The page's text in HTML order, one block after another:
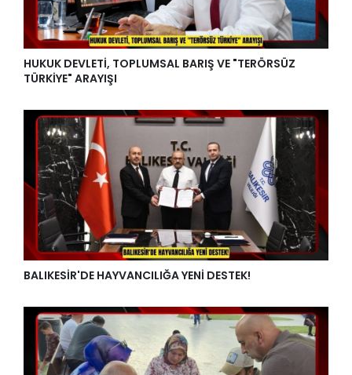
HUKUK DEVLETİ, TOPLUMSAL BARIŞ VE "TERÖRSÜZ
TÜRKİYE" ARAYIŞI
BALIKESİR'DE HAYVANCILIĞA YENİ DESTEK!